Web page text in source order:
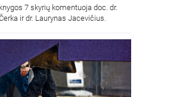
7 skyrių komentuoja doc. dr.
ir dr. Laurynas Jacevičius.